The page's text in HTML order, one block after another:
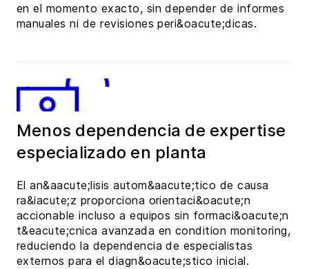
en el momento exacto, sin depender de informes
manuales ni de revisiones peri&oacute;dicas.
Menos dependencia de expertise
especializado en planta
El an&aacute;lisis autom&aacute;tico de causa
ra&iacute;z proporciona orientaci&oacute;n
accionable incluso a equipos sin formaci&oacute;n
t&eacute;cnica avanzada en condition monitoring,
reduciendo la dependencia de especialistas
externos para el diagn&oacute;stico inicial.